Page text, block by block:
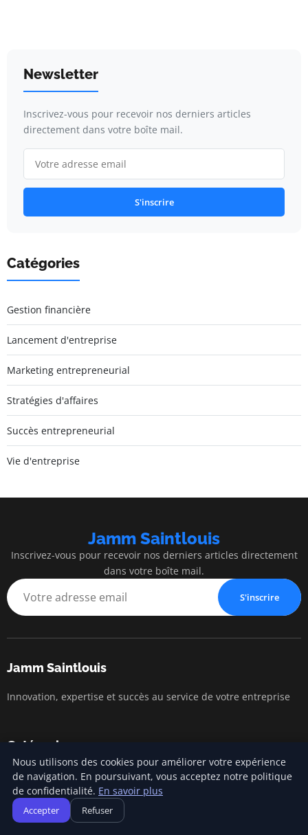
Newsletter
Inscrivez-vous pour recevoir nos derniers articles
directement dans votre boîte mail.
S'inscrire
Catégories
Gestion financière
Lancement d'entreprise
Marketing entrepreneurial
Stratégies d'affaires
Succès entrepreneurial
Vie d'entreprise
Jamm Saintlouis
Inscrivez-vous pour recevoir nos derniers articles directement
dans votre boîte mail.
S'inscrire
Jamm Saintlouis
Innovation, expertise et succès au service de votre entreprise
Catégories
Gestion financière
Lancement d'entreprise
Marketing entrepreneurial
Nous utilisons des cookies pour améliorer votre expérience
de navigation. En poursuivant, vous acceptez notre politique
de confidentialité. En savoir plus
Accepter Refuser